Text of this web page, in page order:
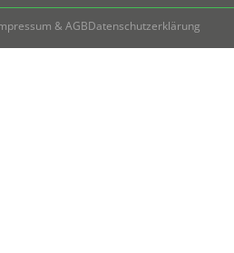
& AGBDatenschutzerklärung